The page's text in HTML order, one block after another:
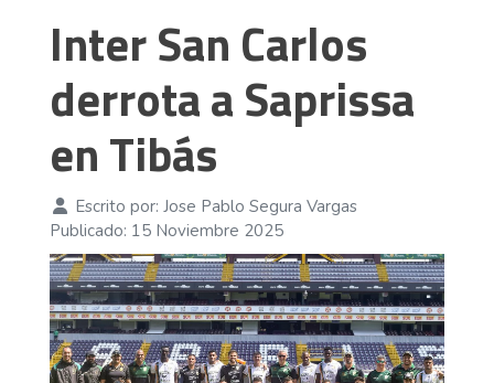
Inter San Carlos
derrota a Saprissa
en Tibás
Escrito por: Jose Pablo Segura Vargas
Publicado: 15 Noviembre 2025